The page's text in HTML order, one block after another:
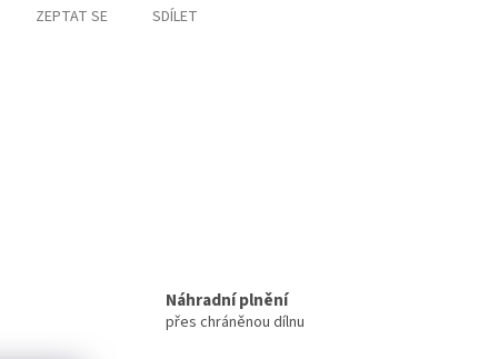
ZEPTAT SE SDÍLET
Náhradní plnění
přes chráněnou dílnu